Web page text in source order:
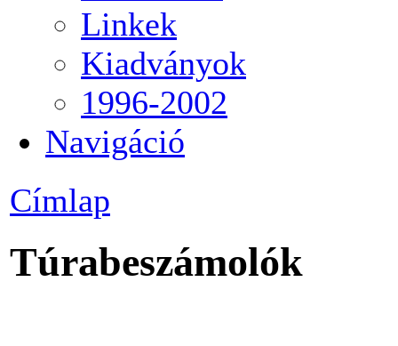
Linkek
Kiadványok
1996-2002
Navigáció
Címlap
Túrabeszámolók